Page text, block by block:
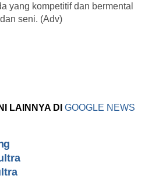
yang kompetitif dan bermental
seni. (Adv)
LAINNYA DI GOOGLE NEWS